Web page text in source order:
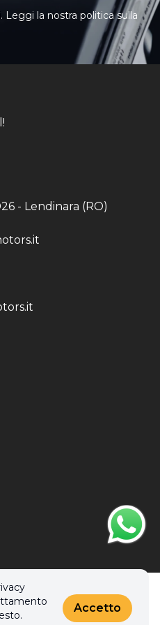
la nostra politica sulla
- Lendinara (RO)
Accetto
Tutti i diritti riservati.
Cookies policy